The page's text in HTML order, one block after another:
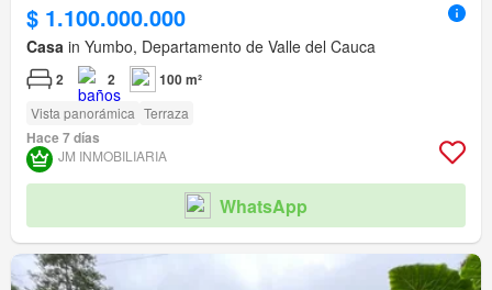
$ 1.100.000.000
Casa in Yumbo, Departamento de Valle del Cauca
2 2 100 m²
Vista panorámica Terraza
Hace 7 días
JM INMOBILIARIA
WhatsApp